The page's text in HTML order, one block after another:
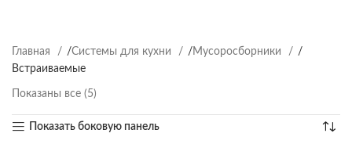
Главная /Системы для кухни / Мусоросборники
/
Встраиваемые
Показаны все (5)
Показать боковую панель